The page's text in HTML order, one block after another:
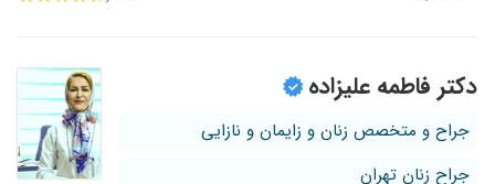
دکتر فاطمه علیزاده
جراح و متخصص زنان و زایمان و نازایی
جراح زنان تهران